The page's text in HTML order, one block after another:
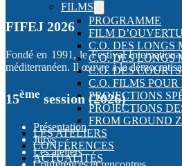
FILMS
PROGRAMME
FILM
C.O. DES LONGS
C.O. DES LONGS
C.O. DES
C.O. FILMS POUR
PROJECTIONS
PROJECTIONS
FROM GROUND
LES ATELIERS
CONFÉRENCES
ACTUALITÉS
FIFEJ 2026
Fondé en 1991, le Festival
méditerranéen. Il œuvre à la
15ème session (2026)
Présentation
Jurys
Les ateliers